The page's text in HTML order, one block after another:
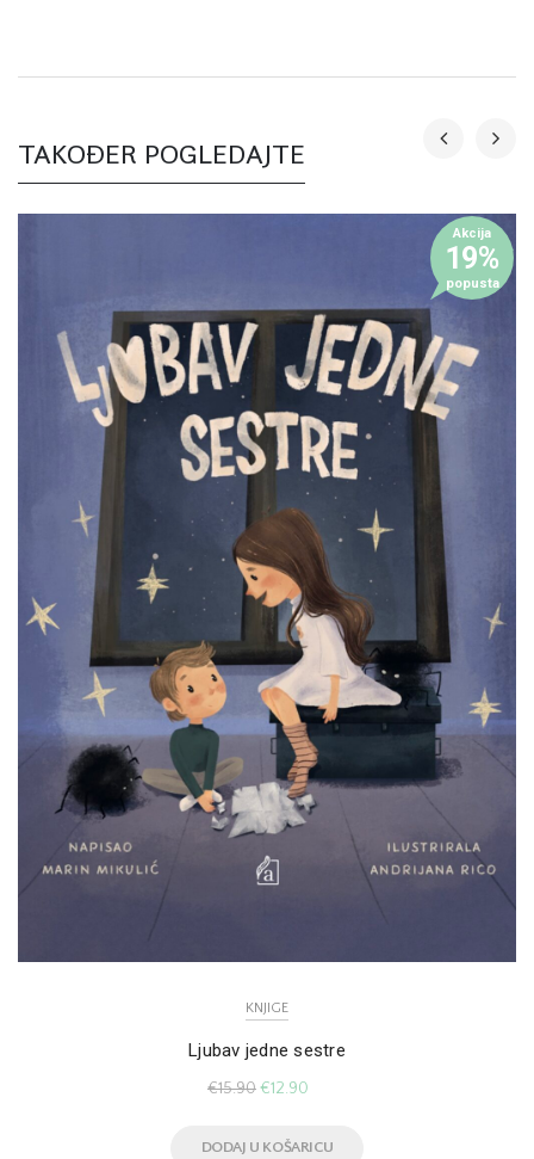
TAKOĐER POGLEDAJTE
Akcija
19%
popusta
KNJIGE
Ljubav jedne sestre
€15.90€12.90
DODAJ U KOŠARICU